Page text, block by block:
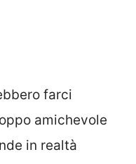
farci
amichevole
in realtà